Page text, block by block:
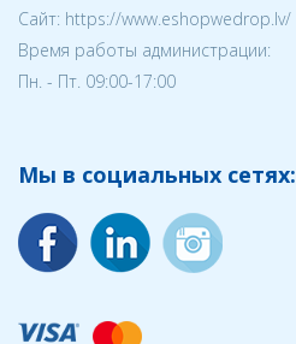
Cайт: https://www.eshopwedrop.lv/
Время работы администрации:
Пн. - Пт. 09:00-17:00
Мы в социальных сетях: